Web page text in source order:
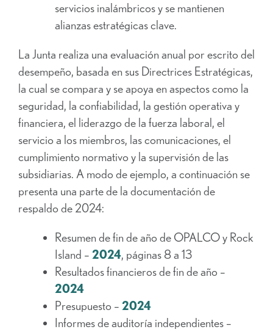
servicios inalámbricos y se mantienen
alianzas estratégicas clave.
La Junta realiza una evaluación anual por escrito del
desempeño, basada en sus Directrices Estratégicas,
la cual se compara y se apoya en aspectos como la
seguridad, la confiabilidad, la gestión operativa y
financiera, el liderazgo de la fuerza laboral, el
servicio a los miembros, las comunicaciones, el
cumplimiento normativo y la supervisión de las
subsidiarias. A modo de ejemplo, a continuación se
presenta una parte de la documentación de
respaldo de 2024:
Resumen de fin de año de OPALCO y Rock
Island – 2024, páginas 8 a 13
Resultados financieros de fin de año –
2024
Presupuesto – 2024
Informes de auditoría independientes –